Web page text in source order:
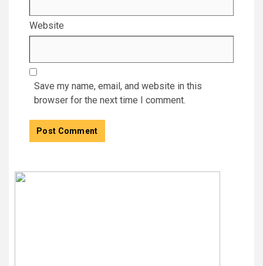
Website
Save my name, email, and website in this
browser for the next time I comment.